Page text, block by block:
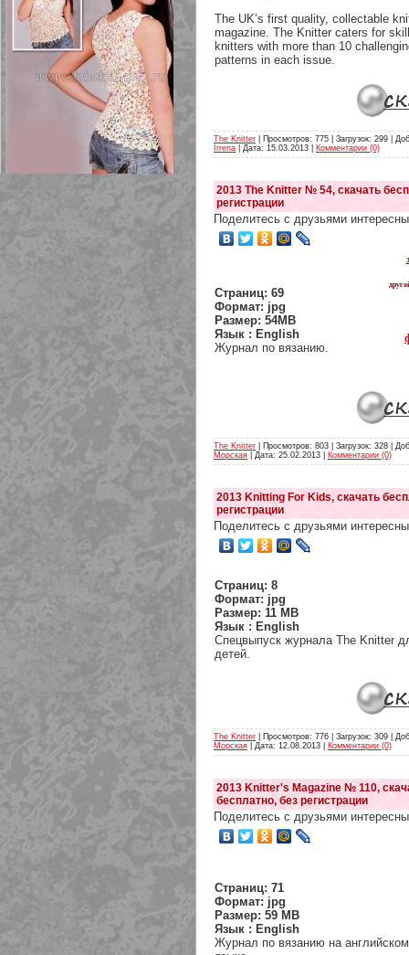
209 Белая кофта из ленточного
кружева
The UK’s first quality, collectable
magazine. The Knitter caters for
knitters with more than 10
patterns in each issue.
The Knitter | Просмотров: 775 | Загрузок: 299 |
Irrena | Дата: 15.03.2013 Комментарии (0)
2013 The Knitter № 54, скачать
регистрации
Поделитесь с друзьями
Страниц: 69
Формат: jpg
Размер: 54MB
Язык : English
Журнал по вязанию.
The Knitter | Просмотров: 803 | Загрузок: 328 |
Морская | Дата: 25.02.2013 Комментарии (0)
2013 Knitting For Kids, скачать
регистрации
Поделитесь с друзьями
Страниц: 8
Формат: jpg
Размер: 11 MB
Язык : English
Спецвыпуск журнала The Knitter
детей.
The Knitter | Просмотров: 776 | Загрузок: 309 |
Морская | Дата: 12.08.2013 Комментарии (0)
2013 Knitter's Magazine № 110,
бесплатно, без регистрации
Поделитесь с друзьями
Страниц: 71
Формат: jpg
Размер: 59 MB
Язык : English
Журнал по вязанию на английском